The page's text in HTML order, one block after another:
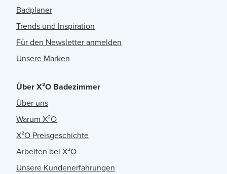
Badplaner
Trends und Inspiration
Für den Newsletter anmelden
Unsere Marken
Über X²O Badezimmer
Über uns
Warum X²O
X²O Preisgeschichte
Arbeiten bei X²O
Unsere Kundenerfahrungen